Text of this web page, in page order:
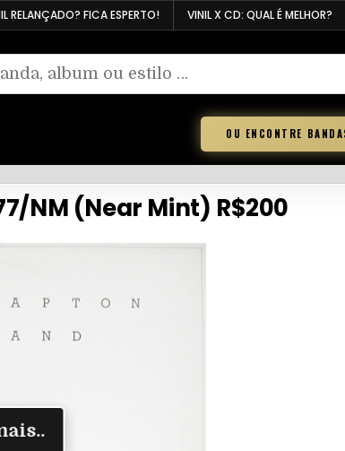
RELANÇADO? FICA ESPERTO! VINIL X CD: QUAL É MELHOR?
OU ENCONTRE
NM (Near Mint) R$200